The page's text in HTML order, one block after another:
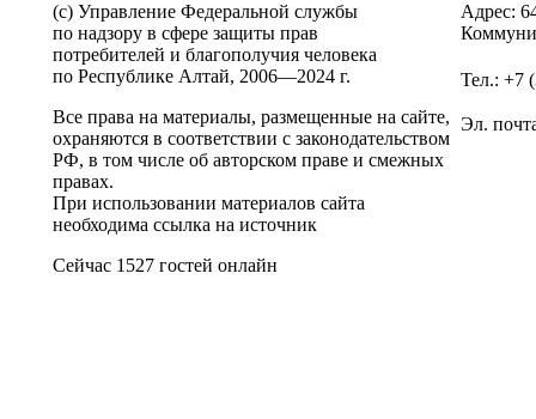
(c) Управление Федеральной службы
по надзору в сфере защиты прав
потребителей и благополучия человека
по Республике Алтай, 2006—2024 г.
Все права на материалы, размещенные на сайте,
охраняются в соответствии с законодательством
РФ, в том числе об авторском праве и смежных
правах.
При использовании материалов сайта
необходима ссылка на источник
Сейчас 1527 гостей онлайн
Адрес:
Тел.: +7
Эл.